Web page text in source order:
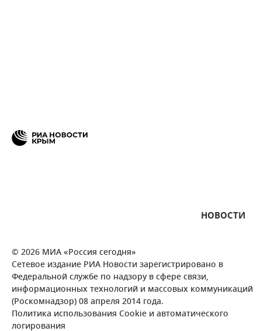
НОВОСТИ
© 2026 МИА «Россия сегодня»
Сетевое издание РИА Новости зарегистрировано в
Федеральной службе по надзору в сфере связи,
информационных технологий и массовых коммуникаций
(Роскомнадзор) 08 апреля 2014 года.
Политика использования Cookie и автоматического
логирования